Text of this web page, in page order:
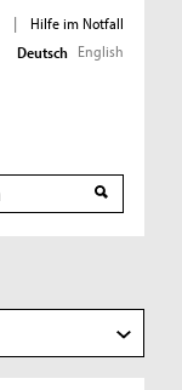
|
Hilfe im Notfall
Deutsch English